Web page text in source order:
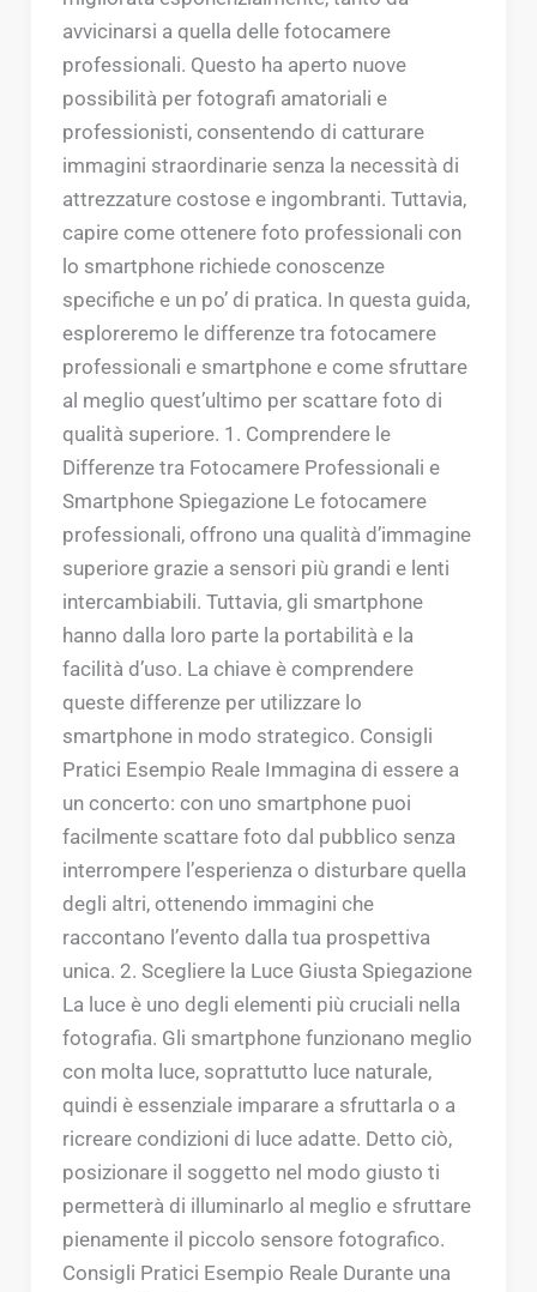
avvicinarsi a quella delle fotocamere
professionali. Questo ha aperto nuove
possibilità per fotografi amatoriali e
professionisti, consentendo di catturare
immagini straordinarie senza la necessità di
attrezzature costose e ingombranti. Tuttavia,
capire come ottenere foto professionali con
lo smartphone richiede conoscenze
specifiche e un po’ di pratica. In questa guida,
esploreremo le differenze tra fotocamere
professionali e smartphone e come sfruttare
al meglio quest’ultimo per scattare foto di
qualità superiore. 1. Comprendere le
Differenze tra Fotocamere Professionali e
Smartphone Spiegazione Le fotocamere
professionali, offrono una qualità d’immagine
superiore grazie a sensori più grandi e lenti
intercambiabili. Tuttavia, gli smartphone
hanno dalla loro parte la portabilità e la
facilità d’uso. La chiave è comprendere
queste differenze per utilizzare lo
smartphone in modo strategico. Consigli
Pratici Esempio Reale Immagina di essere a
un concerto: con uno smartphone puoi
facilmente scattare foto dal pubblico senza
interrompere l’esperienza o disturbare quella
degli altri, ottenendo immagini che
raccontano l’evento dalla tua prospettiva
unica. 2. Scegliere la Luce Giusta Spiegazione
La luce è uno degli elementi più cruciali nella
fotografia. Gli smartphone funzionano meglio
con molta luce, soprattutto luce naturale,
quindi è essenziale imparare a sfruttarla o a
ricreare condizioni di luce adatte. Detto ciò,
posizionare il soggetto nel modo giusto ti
permetterà di illuminarlo al meglio e sfruttare
pienamente il piccolo sensore fotografico.
Consigli Pratici Esempio Reale Durante una